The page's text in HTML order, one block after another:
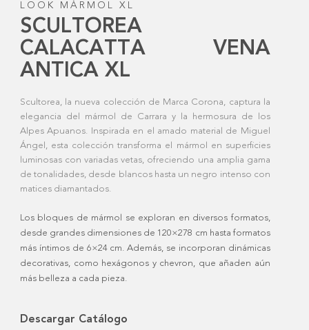
Descargar Catálogo
LOOK MÁRMOL XL
SCULTOREA
CALACATTA VENA
ANTICA XL
Scultorea, la nueva colección de Marca Corona, captura la
elegancia del mármol de Carrara y la hermosura de los
Alpes Apuanos. Inspirada en el amado material de Miguel
Ángel, esta colección transforma el mármol en superficies
luminosas con variadas vetas, ofreciendo una amplia gama
de tonalidades, desde blancos hasta un negro intenso con
matices diamantados.
Los bloques de mármol se exploran en diversos formatos,
desde grandes dimensiones de 120×278 cm hasta formatos
más íntimos de 6×24 cm. Además, se incorporan dinámicas
decorativas, como hexágonos y chevron, que añaden aún
más belleza a cada pieza.